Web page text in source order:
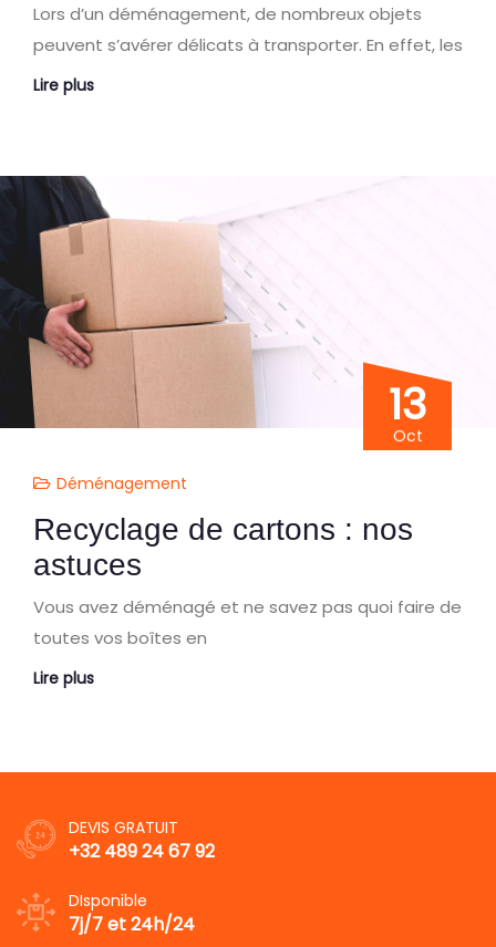
Lors d’un déménagement, de nombreux objets
peuvent s’avérer délicats à transporter. En effet, les
Lire plus
13
Oct
Déménagement
Recyclage de cartons : nos
astuces
Vous avez déménagé et ne savez pas quoi faire de
toutes vos boîtes en
Lire plus
DEVIS GRATUIT
+32 489 24 67 92
DIsponible
7j/7 et 24h/24